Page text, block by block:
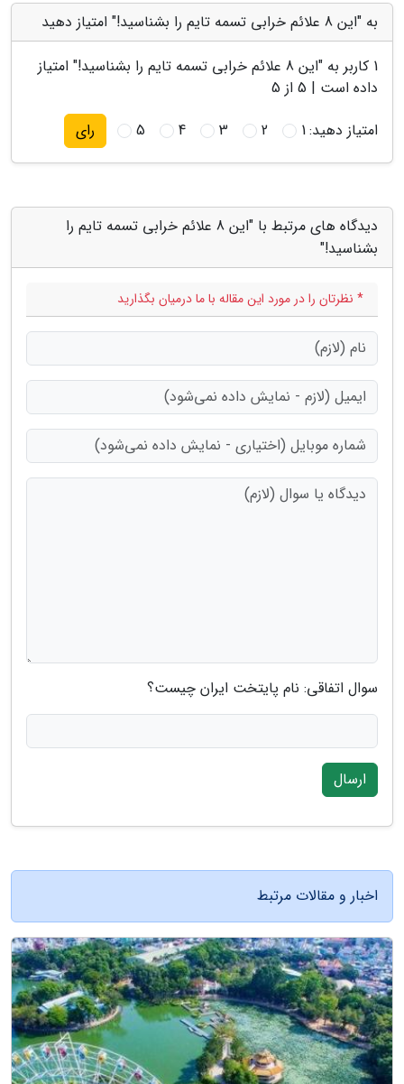
به "این 8 علائم خرابی تسمه تایم را بشناسید!" امتیاز دهید
1 کاربر به "این 8 علائم خرابی تسمه تایم را بشناسید!
" امتیاز
داده است | 5 از 5
امتیاز دهید:1
2
3
4
5 رای
دیدگاه های مرتبط با "این 8 علائم خرابی تسمه تایم را
بشناسید!"
* نظرتان را در مورد این مقاله با ما درمیان بگذارید
سوال اتفاقی: نام پایتخت ایران چیست؟
ارسال
اخبار و مقالات مرتبط